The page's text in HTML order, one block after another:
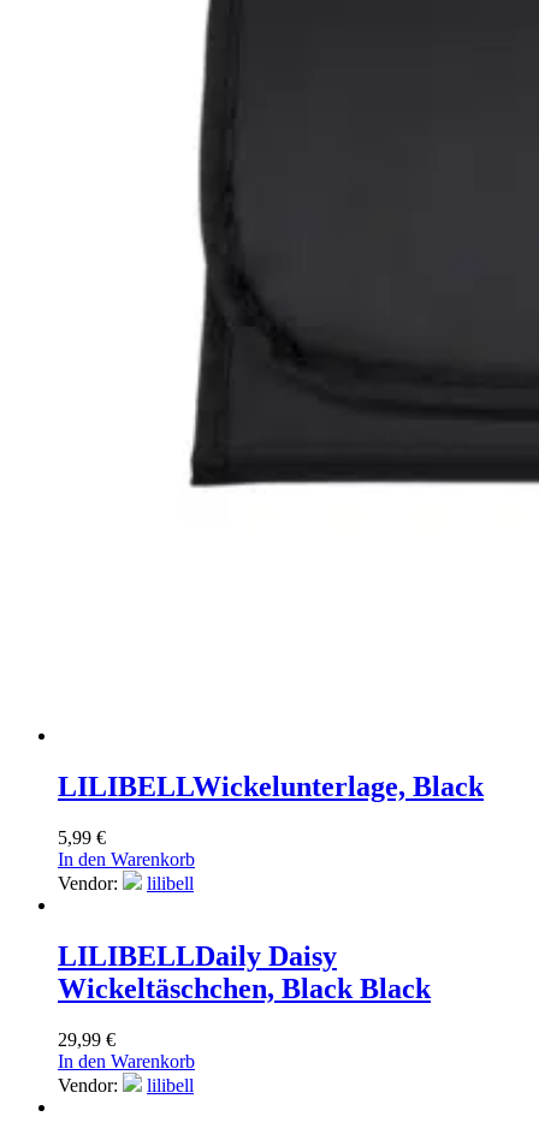
LILIBELLWickelunterlage, Black
5,99 €
In den Warenkorb
Vendor:
lilibell
LILIBELLDaily Daisy
Wickeltäschchen, Black Black
29,99 €
In den Warenkorb
Vendor:
lilibell